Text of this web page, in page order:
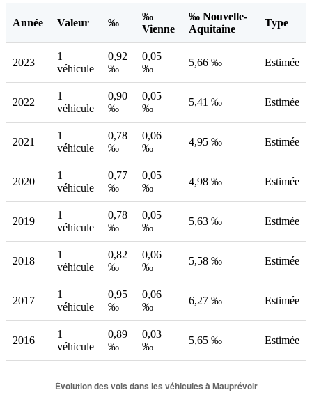
Année Valeur ‰
‰
Vienne
‰ Nouvelle-
Aquitaine
Type
2023
1
véhicule
0,92
‰
0,05
‰
5,66 ‰ Estimée
2022
1
véhicule
0,90
‰
0,05
‰
5,41 ‰ Estimée
2021
1
véhicule
0,78
‰
0,06
‰
4,95 ‰ Estimée
2020
1
véhicule
0,77
‰
0,05
‰
4,98 ‰ Estimée
2019
1
véhicule
0,78
‰
0,05
‰
5,63 ‰ Estimée
2018
1
véhicule
0,82
‰
0,06
‰
5,58 ‰ Estimée
2017
1
véhicule
0,95
‰
0,06
‰
6,27 ‰ Estimée
2016
1
véhicule
0,89
‰
0,03
‰
5,65 ‰ Estimée